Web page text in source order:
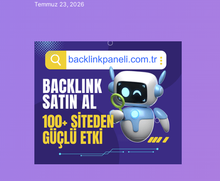
Temmuz 23, 2026